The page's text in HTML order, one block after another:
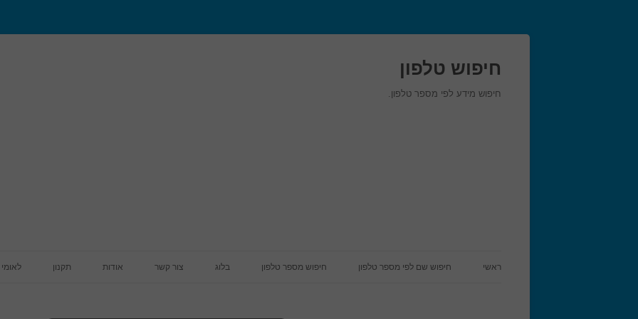
חיפוש טלפון
חיפוש מידע לפי מספר טלפון.
ראשי חיפוש שם לפי מספר טלפון חיפוש מספר טלפון בלוג צור קשר אודות תקנון